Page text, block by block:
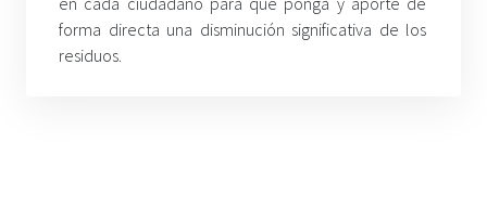
forma directa una disminución significativa de los
residuos.